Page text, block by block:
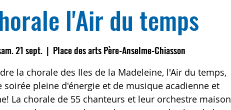
l'Air du temps
21 sept.
  |
Place des arts Père-Anselme-Chiasson
la chorale des Iles de la Madeleine, l'Air du temps,
soirée pleine d'énergie et de musique acadienne et
La chorale de 55 chanteurs et leur orchestre maison